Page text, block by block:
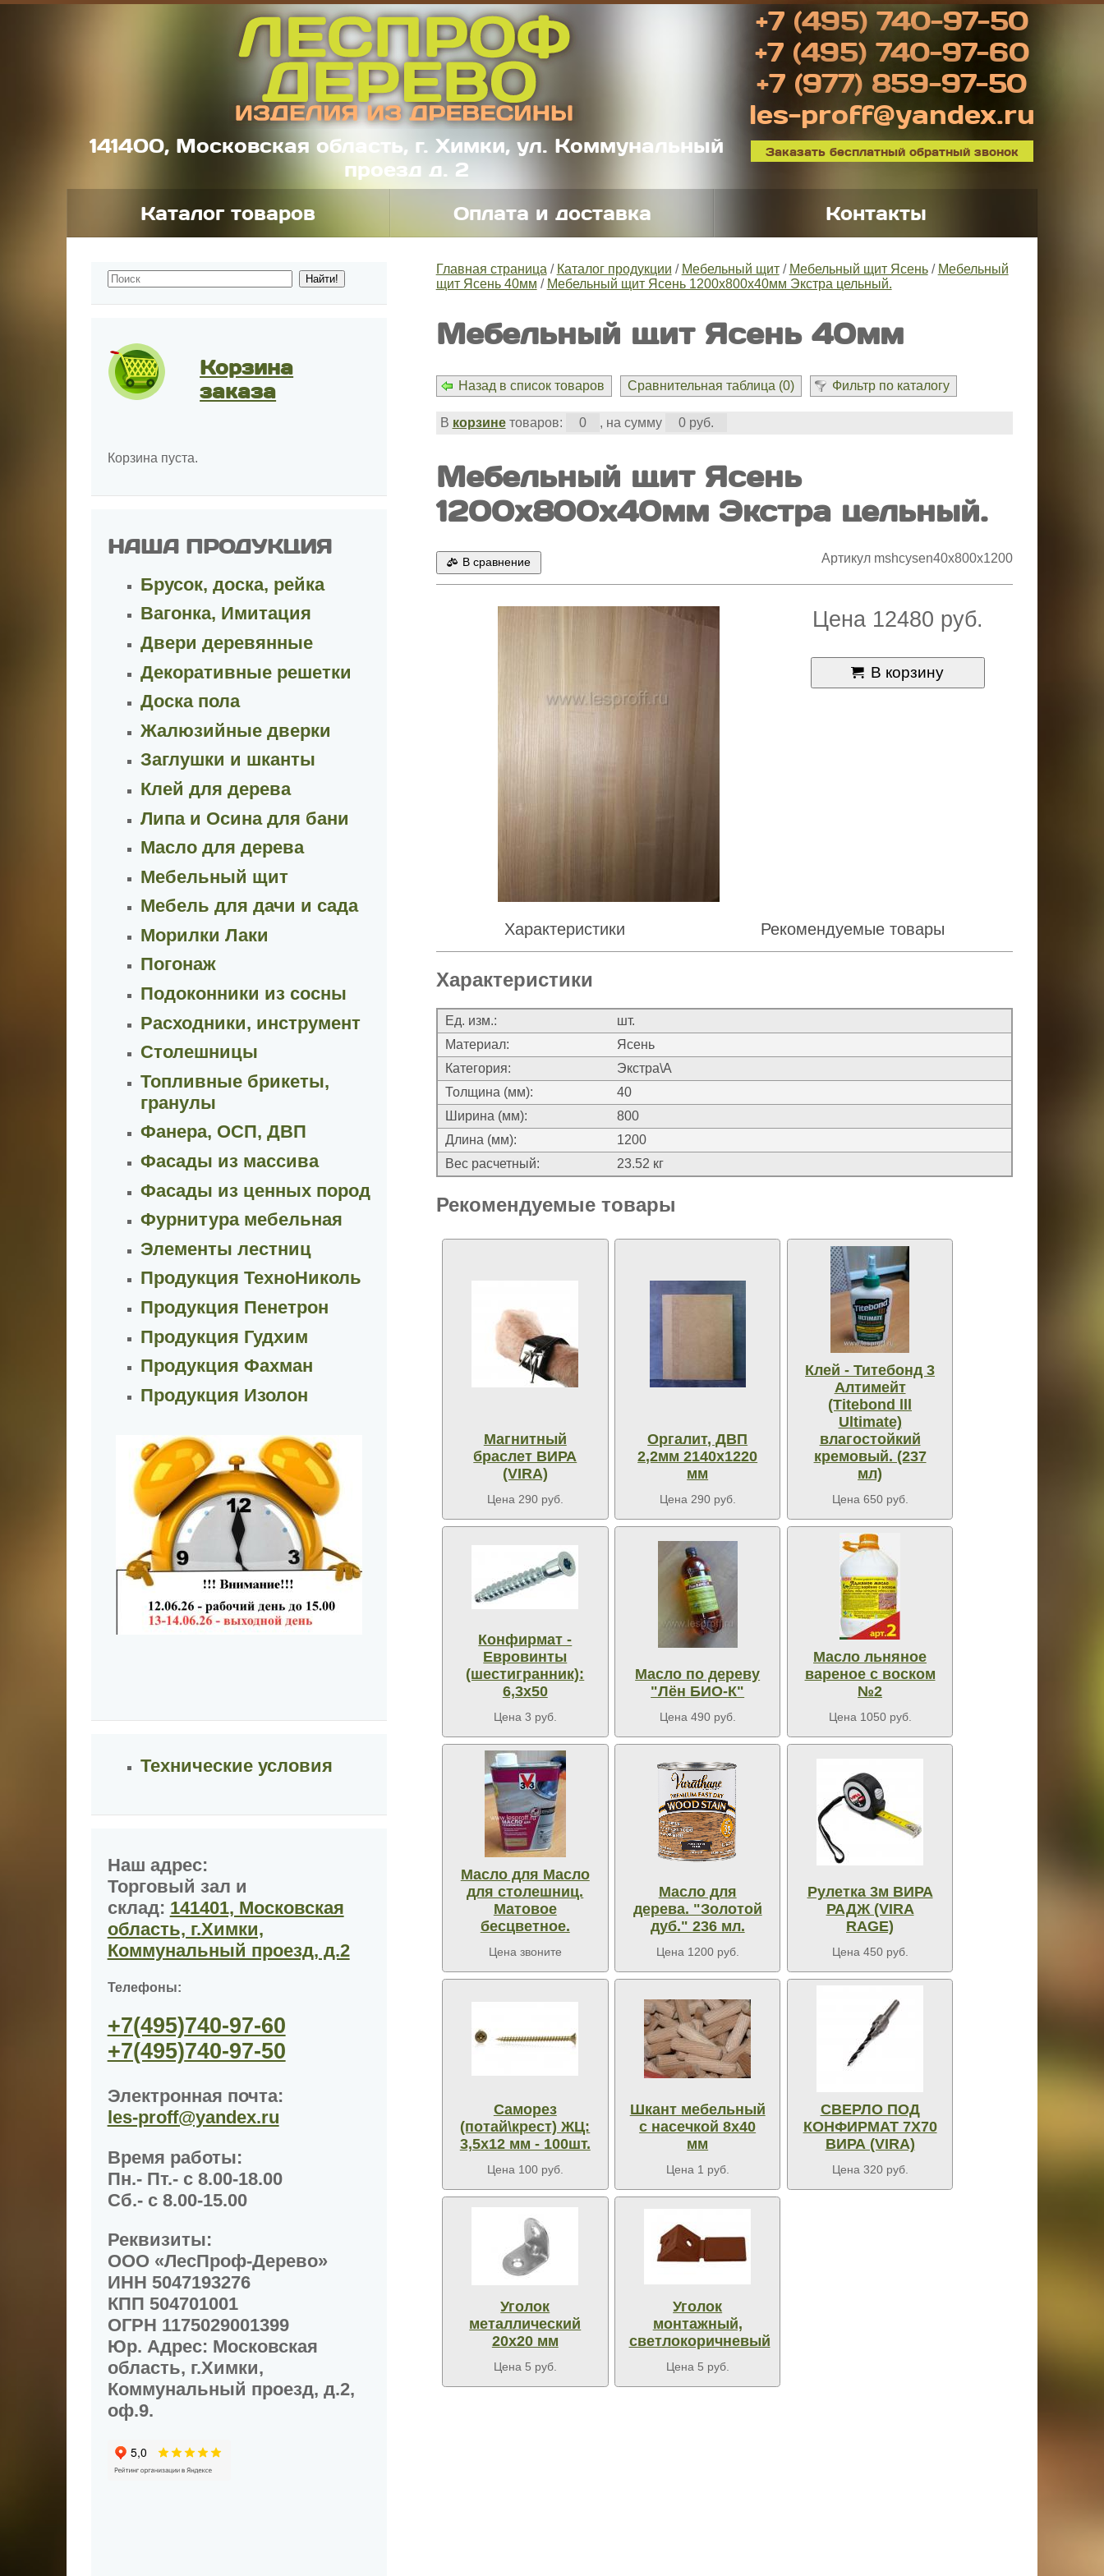
141400, Московская область, г. Химки, ул. Коммунальный
проезд д. 2
+7 (495) 740-97-50
+7 (495) 740-97-60
+7 (977) 859-97-50
les-proff@yandex.ru
Заказать бесплатный обратный звонок
Каталог товаров Оплата и доставка Контакты
Главная страница / Каталог продукции / Мебельный щит/ Мебельный щит Ясень/ Мебельный
щит Ясень 40мм / Мебельный щит Ясень 1200х800х40мм Экстра цельный.
Мебельный щит Ясень 40мм
Назад в список товаров Сравнительная таблица (0) Фильтр по каталогу
В корзинетоваров: 0 , на сумму 0 руб.
Мебельный щит Ясень
1200х800х40мм Экстра цельный.
В сравнение Артикул mshcysen40x800x1200
Цена 12480 руб.
В корзину
Характеристики Рекомендуемые товары
Характеристики
Ед. изм.:
шт.
Материал:
Ясень
Категория:
Экстра\А
Толщина (мм):
40
Ширина (мм):
800
Длина (мм):
1200
Вес расчетный:
23.52 кг
Рекомендуемые товары
Магнитный
браслет ВИРА
(VIRA)
Цена 290 руб.
Оргалит, ДВП
2,2мм 2140х1220
мм
Цена 290 руб.
Клей - Титебонд 3
Алтимейт
(Titebond lll
Ultimate)
влагостойкий
кремовый. (237
мл)
Цена 650 руб.
Конфирмат -
Евровинты
(шестигранник):
6,3х50
Цена 3 руб.
Масло по дереву
"Лён БИО-К"
Цена 490 руб.
Масло льняное
вареное с воском
№2
Цена 1050 руб.
Масло для Масло
для столешниц.
Матовое
бесцветное.
Цена звоните
Масло для
дерева. "Золотой
дуб." 236 мл.
Цена 1200 руб.
Рулетка 3м ВИРА
РАДЖ (VIRA
RAGE)
Цена 450 руб.
Саморез
(потай\крест) ЖЦ:
3,5х12 мм - 100шт.
Цена 100 руб.
Шкант мебельный
с насечкой 8х40
мм
Цена 1 руб.
СВЕРЛО ПОД
КОНФИРМАТ 7Х70
ВИРА (VIRA)
Цена 320 руб.
Уголок
металлический
20х20 мм
Цена 5 руб.
Уголок
монтажный,
светлокоричневый
Цена 5 руб.
Корзина
заказа
Корзина пуста.
НАША ПРОДУКЦИЯ
Брусок, доска, рейка
Вагонка, Имитация
Двери деревянные
Декоративные решетки
Доска пола
Жалюзийные дверки
Заглушки и шканты
Клей для дерева
Липа и Осина для бани
Масло для дерева
Мебельный щит
Мебель для дачи и сада
Морилки Лаки
Погонаж
Подоконники из сосны
Расходники, инструмент
Столешницы
Топливные брикеты,
гранулы
Фанера, ОСП, ДВП
Фасады из массива
Фасады из ценных пород
Фурнитура мебельная
Элементы лестниц
Продукция ТехноНиколь
Продукция Пенетрон
Продукция Гудхим
Продукция Фахман
Продукция Изолон
Технические условия
Наш адрес:
Торговый зал и
склад: 141401, Московская
область, г.Химки,
Коммунальный проезд, д.2
Телефоны:
+7(495)740-97-60
+7(495)740-97-50
Электронная почта:
les-proff@yandex.ru
Время работы:
Пн.- Пт.- с 8.00-18.00
Сб.- с 8.00-15.00
Реквизиты:
ООО «ЛесПроф-Дерево»
ИНН 5047193276
КПП 504701001
ОГРН 1175029001399
Юр. Адрес: Московская
область, г.Химки,
Коммунальный проезд, д.2,
оф.9.